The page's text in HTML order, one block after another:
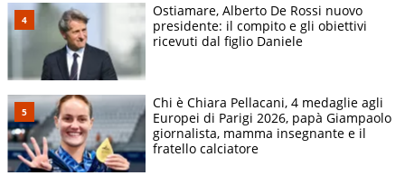
Ostiamare, Alberto De Rossi nuovo
presidente: il compito e gli obiettivi
ricevuti dal figlio Daniele
Chi è Chiara Pellacani, 4 medaglie agli
Europei di Parigi 2026, papà Giampaolo
giornalista, mamma insegnante e il
fratello calciatore